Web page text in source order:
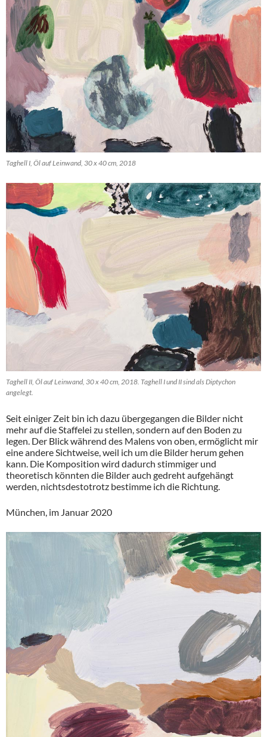
Taghell I, Öl auf Leinwand, 30 x 40 cm, 2018
Taghell II, Öl auf Leinwand, 30 x 40 cm, 2018. Taghell I und II sind als Diptychon
angelegt.
Seit einiger Zeit bin ich dazu übergegangen die Bilder nicht
mehr auf die Staffelei zu stellen, sondern auf den Boden zu
legen. Der Blick während des Malens von oben, ermöglicht mir
eine andere Sichtweise, weil ich um die Bilder herum gehen
kann. Die Komposition wird dadurch stimmiger und
theoretisch könnten die Bilder auch gedreht aufgehängt
werden, nichtsdestotrotz bestimme ich die Richtung.
München, im Januar 2020